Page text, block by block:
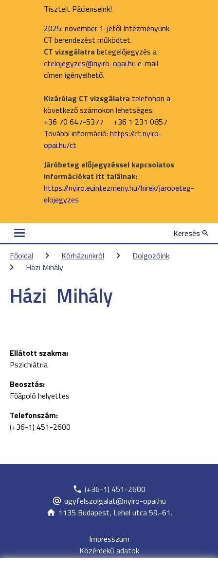
Tisztelt Pácienseink!
2025. november 1-jétől Intézményünk
CT berendezést működtet.
CT vizsgálatra betegelőjegyzés a
ctelojegyzes@nyiro-opai.hu e-mail
címen igényelhető.
Kizárólag CT vizsgálatra telefonon a
következő számokon lehetséges:
+36 70 647-5377 +36 1 231 0857
További információ: https://ct.nyiro-
opai.hu/ct
Járóbeteg előjegyzéssel kapcsolatos
információkat itt találnak:
https://nyiro.euintezmeny.hu/hirek/jarobeteg-
elojegyzes
Keresés
Főoldal
Kórházunkról
Dolgozóink
Házi Mihály
Házi Mihály
Ellátott szakma:
Pszichiátria
Beosztás:
Főápoló helyettes
Telefonszám:
(+36-1) 451-2600
(+36-1) 451-2600
ugyfelszolgalat@nyiro-opai.hu
1135 Budapest, Lehel utca 59.-61.
Impresszum
Közérdekű adatok
Adatvédelem